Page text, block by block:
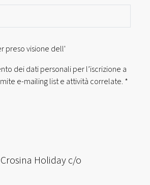
preso visione dell'
dei dati personali per l’iscrizione a
e-mailing list e attività correlate. *
Holiday c/o